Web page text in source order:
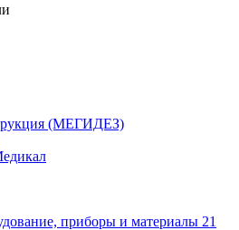
(МЕГИДЕЗ)
приборы и материалы 21